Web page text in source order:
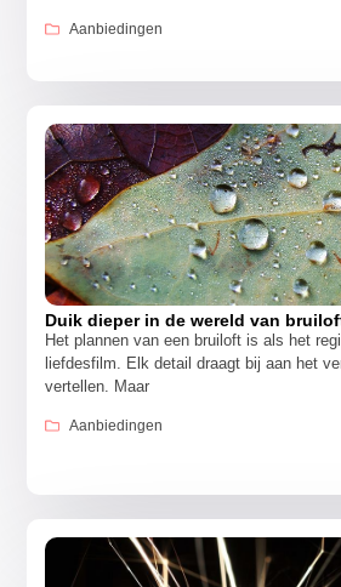
Aanbiedingen
Duik dieper in de wereld van
Het plannen van een bruiloft is als het
liefdesfilm. Elk detail draagt bij aan het
vertellen. Maar
Aanbiedingen